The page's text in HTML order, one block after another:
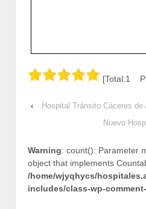
[Total:1
‹
Hospital Tránsito Cáceres de
Nuevo
Warning: count(): Parameter
object that implements
/home/wjyqhycs/
includes/class-wp-